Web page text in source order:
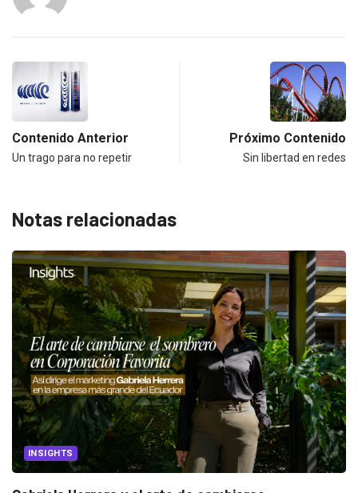
Contenido Anterior
Un trago para no repetir
Próximo Contenido
Sin libertad en redes
Notas relacionadas
CANNES LIONS 2026